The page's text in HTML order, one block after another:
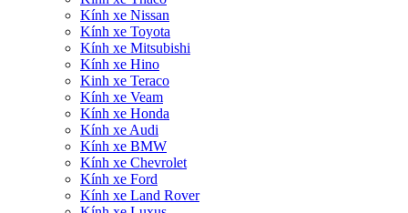
Kính xe Nissan
Kính xe Toyota
Kính xe Mitsubishi
Kính xe Hino
Kinh xe Teraco
Kính xe Veam
Kính xe Honda
Kính xe Audi
Kính xe BMW
Kính xe Chevrolet
Kính xe Ford
Kính xe Land Rover